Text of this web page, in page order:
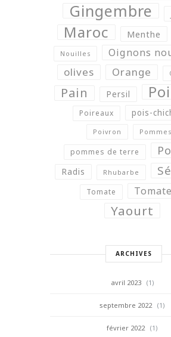
Gingembre
Maroc Menthe
Nouilles Oignons
olives Orange
Pain Persil
Poireaux pois-
Poivron Pommes
pommes de terre
Radis Rhubarbe
Tomate
Yaourt
ARCHIVES
avril 2023 (1)
septembre 2022 (1)
février 2022 (1)